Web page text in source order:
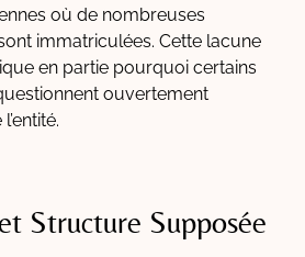
où de nombreuses
immatriculées. Cette lacune
en partie pourquoi certains
ouvertement
Structure Supposée